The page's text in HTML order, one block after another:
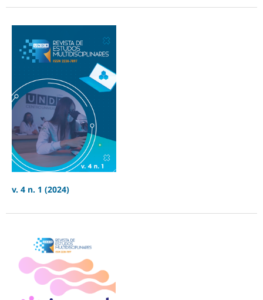
v. 4 n. 1 (2024)